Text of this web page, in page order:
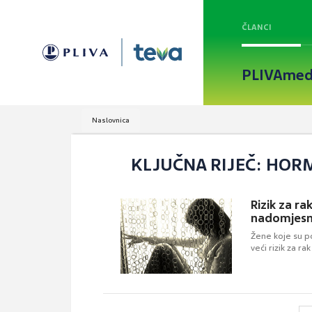
ČLANCI
Naslovnica
KLJUČNA RIJEČ:
Rizik za
Žene koje su
veći rizik za